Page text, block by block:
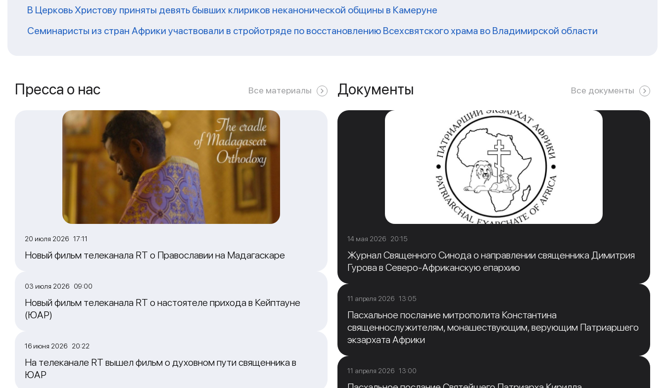
В Церковь Христову приняты девять бывших клириков неканонической общины в Камеруне
Семинаристы из стран Африки участвовали в стройотряде по восстановлению Всехсвятского храма во Владимирской области
Пресса о нас Все материалы
20 июля 2026 17:11
Новый фильм телеканала RT о Православии на Мадагаскаре
03 июля 2026 09:00
Новый фильм телеканала RT о настоятеле прихода в Кейптауне
(ЮАР)
16 июня 2026 20:22
На телеканале RT вышел фильм о духовном пути священника в
ЮАР
Документы Все документы
14 мая 2026 20:15
Журнал Священного Синода о направлении священника Димитрия
Гурова в Северо-Африканскую епархию
11 апреля 2026 13:05
Пасхальное послание митрополита Константина
священнослужителям, монашествующим, верующим Патриаршего
экзархата Африки
11 апреля 2026 13:00